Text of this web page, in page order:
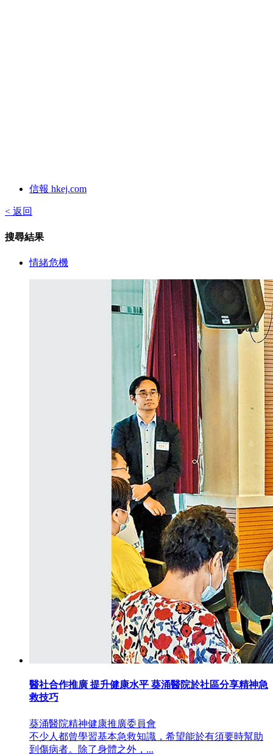
信報 hkej.com
< 返回
搜尋結果
情緒危機
醫社合作推廣 提升健康水平 葵涌醫院於社區分享精神急
救技巧
葵涌醫院精神健康推廣委員會
不少人都曾學習基本急救知識，希望能於有須要時幫助
到傷病者。除了身體之外，...